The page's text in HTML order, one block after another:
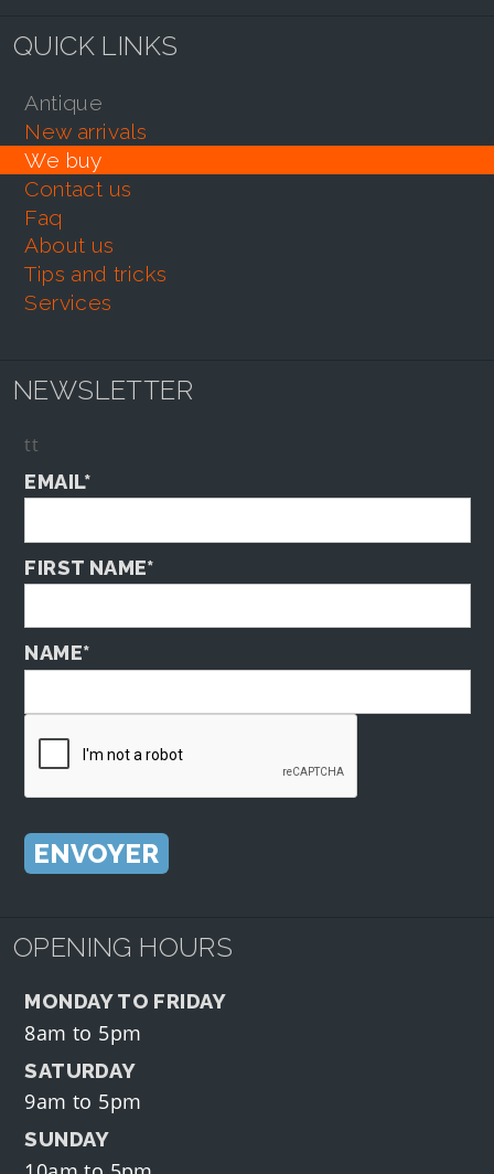
QUICK LINKS
antique
new arrivals
we buy
contact us
faq
about us
tips and tricks
services
NEWSLETTER
tt
EMAIL*
FIRST NAME*
NAME*
OPENING HOURS
MONDAY TO FRIDAY
8am to 5pm
SATURDAY
9am to 5pm
SUNDAY